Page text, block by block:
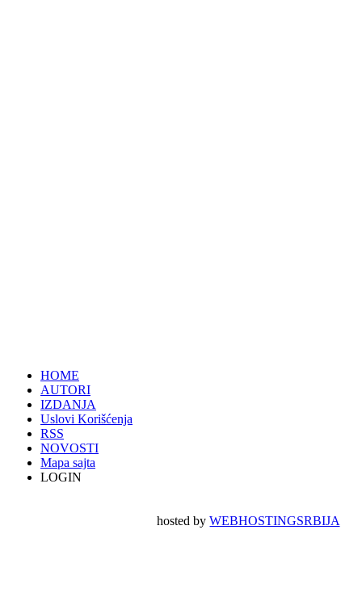
HOME
AUTORI
IZDANJA
Uslovi Korišćenja
RSS
NOVOSTI
Mapa sajta
LOGIN
hosted byWEBHOSTINGSRBIJA